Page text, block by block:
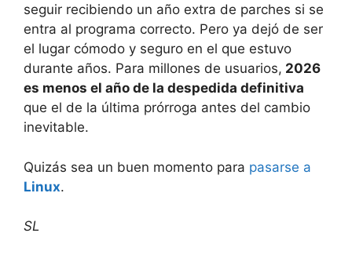
seguir recibiendo un año extra de parches si se
entra al programa correcto. Pero ya dejó de ser
el lugar cómodo y seguro en el que estuvo
durante años. Para millones de usuarios, 2026
es menos el año de la despedida definitiva
que el de la última prórroga antes del cambio
inevitable.
Quizás sea un buen momento para pasarse a
Linux.
SL